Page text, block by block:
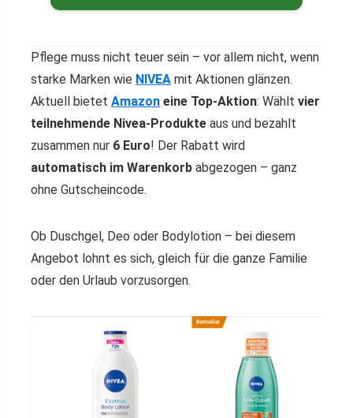
Pflege muss nicht teuer sein – vor allem nicht, wenn
starke Marken wie NIVEA mit Aktionen glänzen.
Aktuell bietet Amazon eine Top-Aktion: Wählt vier
teilnehmende Nivea-Produkte aus und bezahlt
zusammen nur 6 Euro! Der Rabatt wird
automatisch im Warenkorb abgezogen – ganz
ohne Gutscheincode.
Ob Duschgel, Deo oder Bodylotion – bei diesem
Angebot lohnt es sich, gleich für die ganze Familie
oder den Urlaub vorzusorgen.